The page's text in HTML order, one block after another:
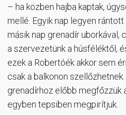
– ha közben hajba kaptak,
mellé. Egyik nap legyen
másik nap grenadír uborkával,
a szervezetünk a húsféléktől,
ezek a Robertóék akkor sem
csak a balkonon
grenadírhoz előbb megfőzzük
egyben tepsiben megpirítjuk.